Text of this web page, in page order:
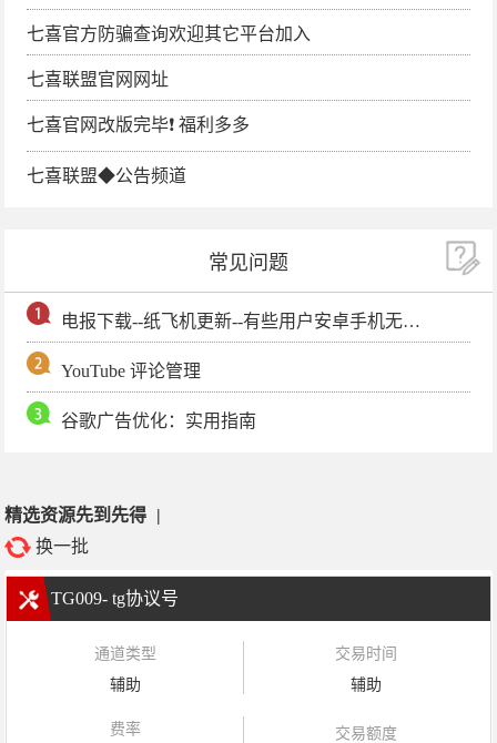
七喜官方防骗查询欢迎其它平台加入
七喜联盟官网网址
七喜官网改版完毕❗️ 福利多多
七喜联盟◆公告频道
常见问题
电报下载--纸飞机更新--有些用户安卓手机无法更新电报软件
YouTube 评论管理
谷歌广告优化：实用指南
精选资源先到先得 |
换一批
TG009- tg协议号
通道类型
辅助
交易时间
辅助
费率
交易额度